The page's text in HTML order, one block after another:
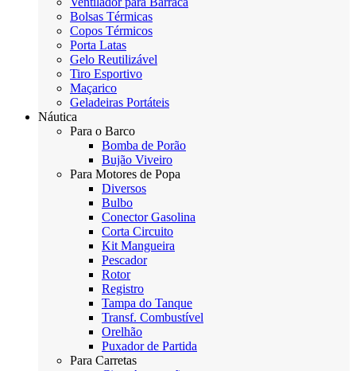
Bolsas Térmicas
Copos Térmicos
Porta Latas
Gelo Reutilizável
Tiro Esportivo
Maçarico
Geladeiras Portáteis
Náutica
Para o Barco
Bomba de Porão
Bujão Viveiro
Para Motores de Popa
Diversos
Bulbo
Conector Gasolina
Corta Circuito
Kit Mangueira
Pescador
Rotor
Registro
Tampa do Tanque
Transf. Combustível
Orelhão
Puxador de Partida
Para Carretas